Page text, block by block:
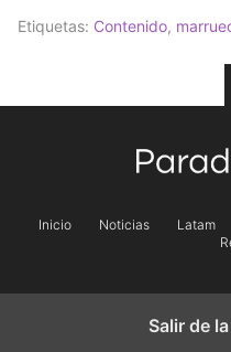
Etiquetas: Contenido,
Inicio Noticias Latam
Salir de